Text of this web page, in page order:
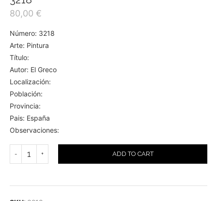
80,00 €
Número: 3218
Arte: Pintura
Título:
Autor: El Greco
Localización:
Población:
Provincia:
Pais: España
Observaciones:
ADD TO CART